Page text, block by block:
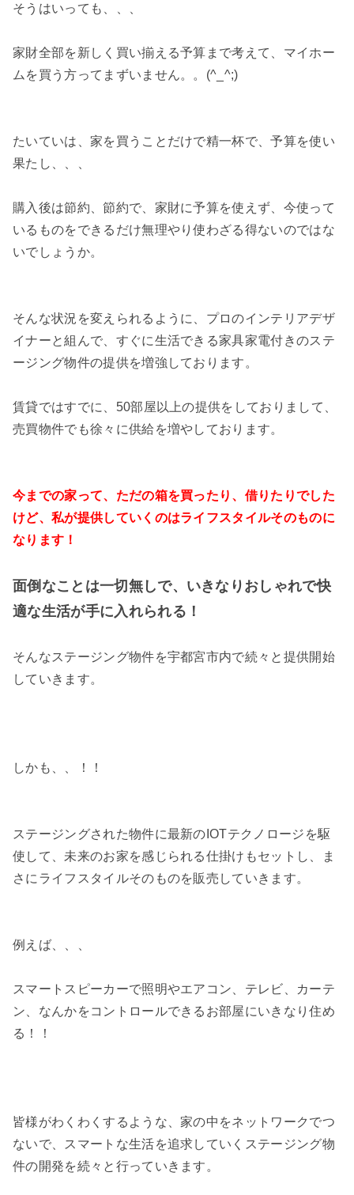
そうはいっても、、、
家財全部を新しく買い揃える予算まで考えて、マイホー
ムを買う方ってまずいません。。(^_^;)
たいていは、家を買うことだけで精一杯で、予算を使い
果たし、、、
購入後は節約、節約で、家財に予算を使えず、今使って
いるものをできるだけ無理やり使わざる得ないのではな
いでしょうか。
そんな状況を変えられるように、プロのインテリアデザ
イナーと組んで、すぐに生活できる家具家電付きのステ
ージング物件の提供を増強しております。
賃貸ではすでに、50部屋以上の提供をしておりまして、
売買物件でも徐々に供給を増やしております。
今までの家って、ただの箱を買ったり、借りたりでした
けど、私が提供していくのはライフスタイルそのものに
なります！
面倒なことは一切無しで、いきなりおしゃれで快
適な生活が手に入れられる！
そんなステージング物件を宇都宮市内で続々と提供開始
していきます。
しかも、、！！
ステージングされた物件に最新のIOTテクノロージを駆
使して、未来のお家を感じられる仕掛けもセットし、ま
さにライフスタイルそのものを販売していきます。
例えば、、、
スマートスピーカーで照明やエアコン、テレビ、カーテ
ン、なんかをコントロールできるお部屋にいきなり住め
る！！
皆様がわくわくするような、家の中をネットワークでつ
ないで、スマートな生活を追求していくステージング物
件の開発を続々と行っていきます。